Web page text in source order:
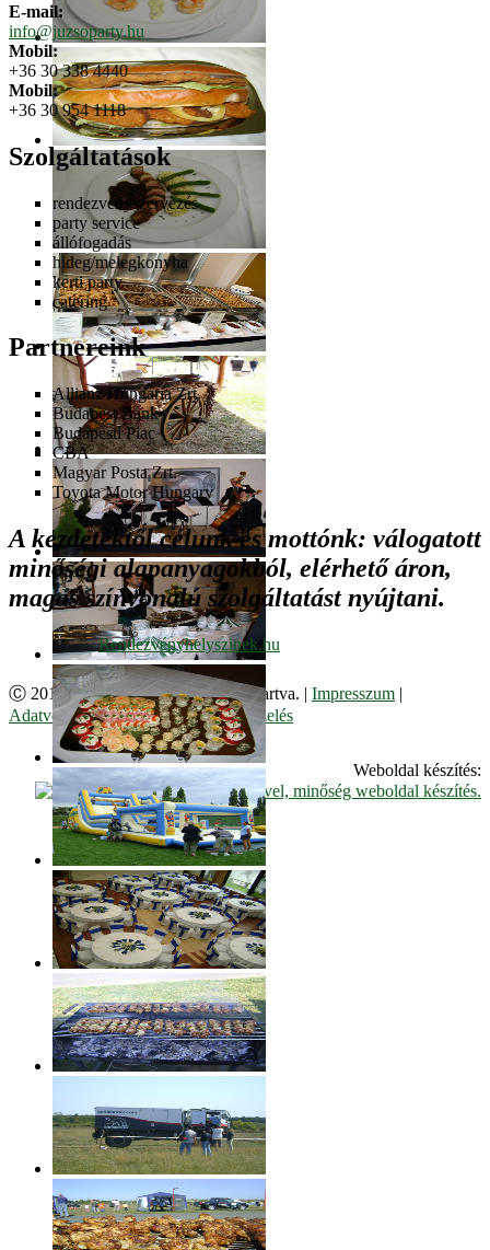
E-mail:
info@juzsoparty.hu
Mobil:
+36 30 338 4440
Mobil:
+36 30 954 1118
Szolgáltatások
rendezvényszervezés
party service
állófogadás
hideg/melegkonyha
kerti party
catering
Partnereink
Allianz Hungária Zrt.
Budapest Bank
Budapesti Piac
CBA
Magyar Posta Zrt.
Toyota Motor Hungary
A kezdetektől célunk és mottónk: válogatott
minőségi alapanyagokból, elérhető áron,
magas színvonalú szolgáltatást nyújtani.
Ⓒ 2017. Juzso Bt. Minden jog fenntartva. | Impresszum |
Adatvédelmi Szabályzat|Cookie kezelés
Weboldal készítés: